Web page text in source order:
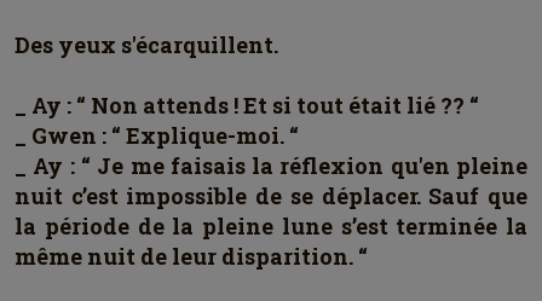
Des yeux s'écarquillent.
_ Ay : “ Non attends ! Et si tout était lié ?? “
_ Gwen : “ Explique-moi. “
_ Ay : “ Je me faisais la réflexion qu'en pleine
nuit c’est impossible de se déplacer. Sauf que
la période de la pleine lune s’est terminée la
même nuit de leur disparition. “